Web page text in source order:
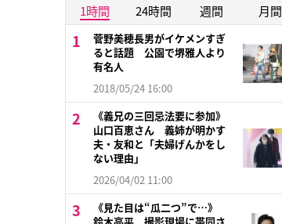
1時間 24時間 週間 月間
菅野美穂長男がイケメンすぎ
ると話題 公園で堺雅人より
有名人
2018/05/24 16:00
《義兄の三回忌法要に参加》
山口百恵さん 義姉が明かす
夫・友和と「夫婦げんかをし
ない理由」
2026/04/02 11:00
《見た目は“瓜二つ”で…》